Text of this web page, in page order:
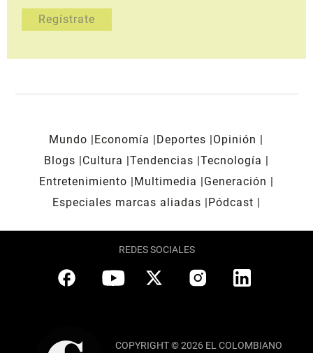
Mundo Economía Deportes
Opinión
Blogs
Cultura Tendencias Tecnología
Entretenimiento
Multimedia
Generación
Especiales marcas aliadas
Pódcast
REDES SOCIALES
COPYRIGHT © 2026 EL COLOMBIANO